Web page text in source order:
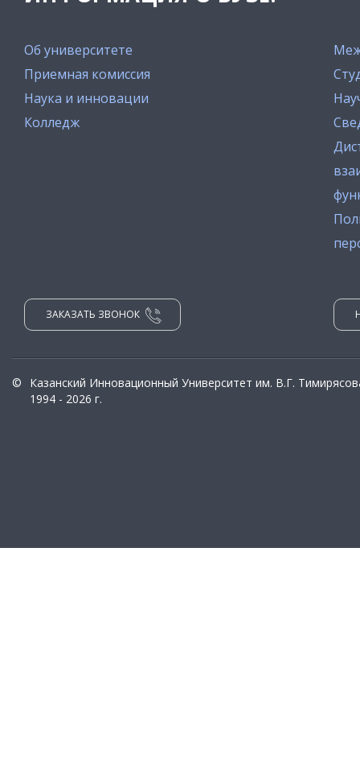
Об университете
Приемная комиссия
Наука и инновации
Колледж
ЗАКАЗАТЬ ЗВОНОК
©
Казанский Инновационный Университет им. В.Г.
1994 - 2026 г.